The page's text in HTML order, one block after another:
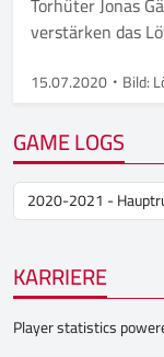
verstärken das
15.07.2020 Bild:
GAME LOGS
KARRIERE
Player statistics